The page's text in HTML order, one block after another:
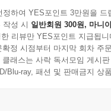
하여 YES포인트 3만원을 드
작성 시 일반회원 300원, 마니
리뷰만 YES포인트 지급됩니
정 시점부터 마지막 회차 주
래스는 사락 독서모임 게시
Blu-ray, 패션 및 판매금지 상